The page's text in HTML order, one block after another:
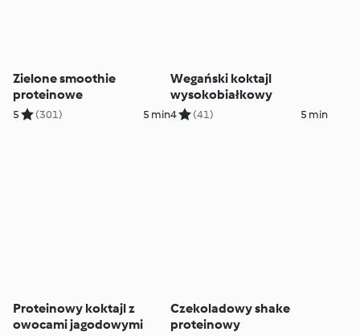
Zielone smoothie
proteinowe
5 (301) 5 min
Wegański koktajl
wysokobiałkowy
4 (41) 5 min
Proteinowy koktajl z
owocami jagodowymi
Czekoladowy shake
proteinowy